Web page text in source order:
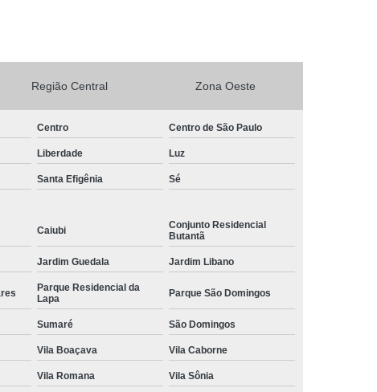
Conserto de Geladeira Expositora Vertical
de Geladeira Expositora
Conserto em Geladeira Expositora
Brastemp Instalação de Fogão
de Fogão
Instalação de Fogão a Gas
Instalação de Fogão Cooktop
de Fogão Gás Encanado
Instalação Fogão
Fogão Cooktop
Instalação Fogão de Embutir
Instalação de Maquina de Lavar Samsung
Região Central Zona Oeste
Centro Centro de São Paulo
Liberdade Luz
Santa Efigênia Sé
Caiubi
Conjunto Residencial
Butantã
Jardim Guedala Jardim Libano
Parque Residencial da
Lapa
Parque São Domingos
Sumaré São Domingos
Vila Boaçava Vila Caborne
Vila Romana Vila Sônia